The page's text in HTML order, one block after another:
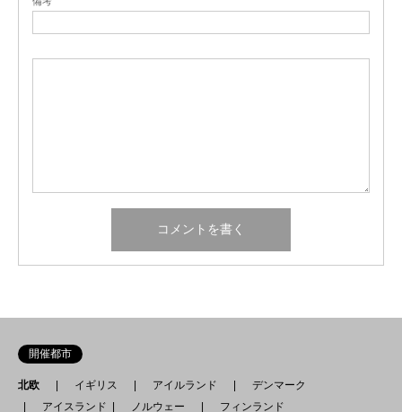
開催都市
北欧 イギリス アイルランド
デンマーク
アイスランド
ノルウェー
フィンランド